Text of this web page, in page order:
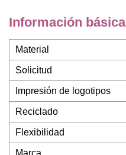
Información básica
Material
Solicitud
Impresión de logotipos
Reciclado
Flexibilidad
Marca